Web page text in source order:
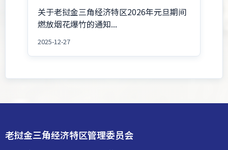
关于老挝金三角经济特区2026年元旦期间
燃放烟花爆竹的通知...
2025-12-27
老挝金三角经济特区管理委员会